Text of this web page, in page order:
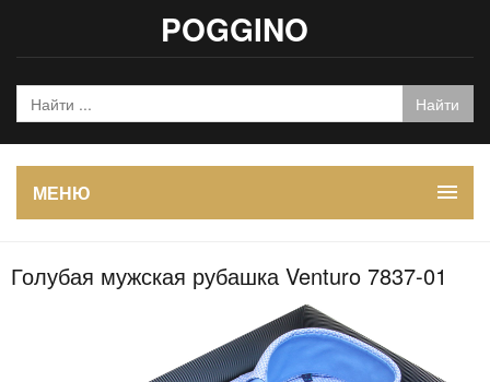
POGGINO
МЕНЮ
Голубая мужская рубашка Venturo 7837-01